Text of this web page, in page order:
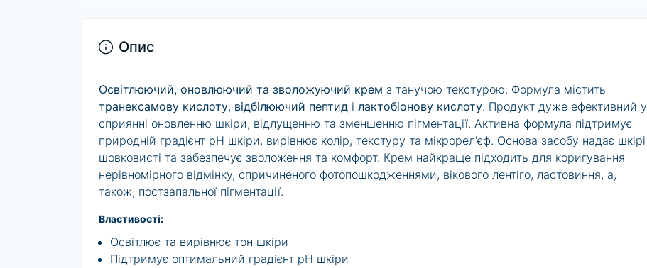
Опис
Освітлюючий, оновлюючий та зволожуючий крем з танучою текстурою. Формула містить
транексамову кислоту, відбілюючий пептид і лактобіонову кислоту. Продукт дуже ефективний у
сприянні оновленню шкіри, відлущенню та зменшенню пігментації. Активна формула підтримує
природній градієнт pH шкіри, вирівнює колір, текстуру та мікрорел'єф. Основа засобу надає шкірі
шовковисті та забезпечує зволоження та комфорт. Крем найкраще підходить для коригування
нерівномірного відмінку, спричиненого фотопошкодженнями, вікового лентіго, ластовиння, а,
також, постзапальної пігментації.
Властивості:
Освітлює та вирівнює тон шкіри
Підтримує оптимальний градієнт pH шкіри